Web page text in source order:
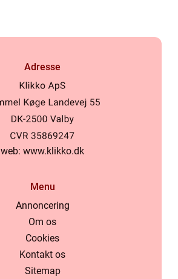
Adresse
web: www.klikko.dk
Menu
Annoncering
Om os
Cookies
Kontakt os
Sitemap